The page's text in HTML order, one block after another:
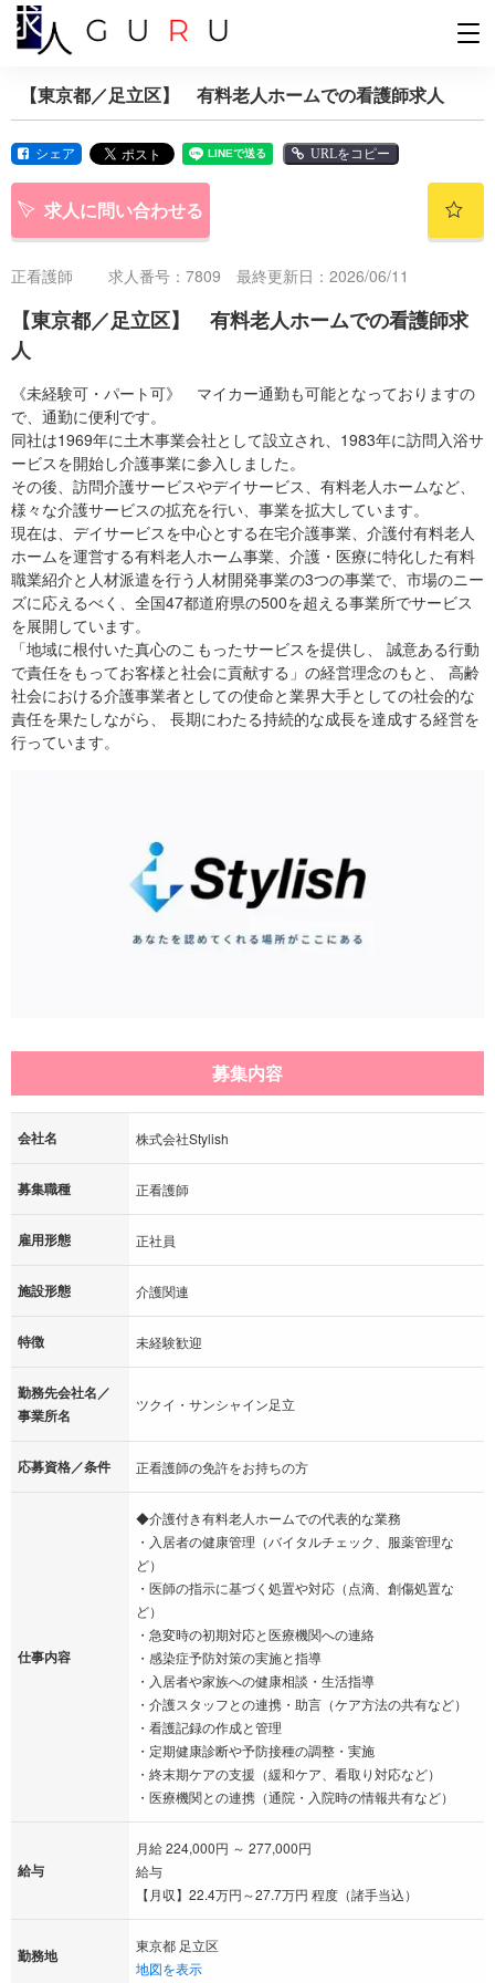
【東京都／足立区】 有料老人ホームでの看護師求人
シェア URLをコピー
求人に問い合わせる
正看護師 求人番号：7809 最終更新日：2026/06/11
【東京都／足立区】 有料老人ホームでの看護師求
人
《未経験可・パート可》 マイカー通勤も可能となっておりますの
で、通勤に便利です。
同社は1969年に土木事業会社として設立され、1983年に訪問入浴サ
ービスを開始し介護事業に参入しました。
その後、訪問介護サービスやデイサービス、有料老人ホームなど、
様々な介護サービスの拡充を行い、事業を拡大しています。
現在は、デイサービスを中心とする在宅介護事業、介護付有料老人
ホームを運営する有料老人ホーム事業、介護・医療に特化した有料
職業紹介と人材派遣を行う人材開発事業の3つの事業で、市場のニー
ズに応えるべく、全国47都道府県の500を超える事業所でサービス
を展開しています。
「地域に根付いた真心のこもったサービスを提供し、 誠意ある行動
で責任をもってお客様と社会に貢献する」の経営理念のもと、 高齢
社会における介護事業者としての使命と業界大手としての社会的な
責任を果たしながら、 長期にわたる持続的な成長を達成する経営を
行っています。
募集内容
会社名 株式会社Stylish
募集職種 正看護師
雇用形態 正社員
施設形態 介護関連
特徴 未経験歓迎
勤務先会社名／
事業所名
ツクイ・サンシャイン足立
応募資格／条件 正看護師の免許をお持ちの方
仕事内容
◆介護付き有料老人ホームでの代表的な業務
・入居者の健康管理（バイタルチェック、服薬管理な
ど）
・医師の指示に基づく処置や対応（点滴、創傷処置な
ど）
・急変時の初期対応と医療機関への連絡
・感染症予防対策の実施と指導
・入居者や家族への健康相談・生活指導
・介護スタッフとの連携・助言（ケア方法の共有など）
・看護記録の作成と管理
・定期健康診断や予防接種の調整・実施
・終末期ケアの支援（緩和ケア、看取り対応など）
・医療機関との連携（通院・入院時の情報共有など）
給与
月給 224,000円 ～ 277,000円
給与
【月収】22.4万円～27.7万円 程度（諸手当込）
勤務地
東京都 足立区
地図を表示